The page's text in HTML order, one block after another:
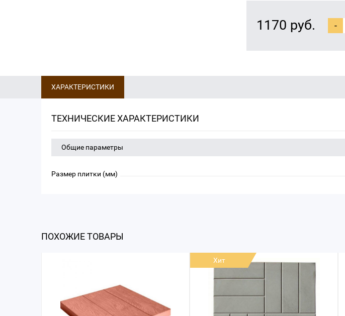
1170 руб. -
ХАРАКТЕРИСТИКИ
ТЕХНИЧЕСКИЕ ХАРАКТЕРИСТИКИ
Общие параметры
Размер плитки (мм)
ПОХОЖИЕ ТОВАРЫ
Хит